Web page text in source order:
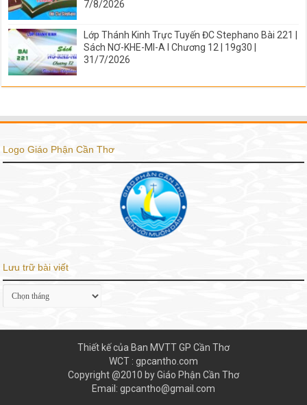
7/8/2026
Lớp Thánh Kinh Trực Tuyến ĐC Stephano Bài 221 |
Sách NƠ-KHE-MI-A I Chương 12 | 19g30 |
31/7/2026
Logo Giáo Phận Cần Thơ
Lưu trữ bài viết
Lưu
trữ
Thiết kế của Ban MVTT GP Cần Thơ
WCT : gpcantho.com
Copyright @2010 by Giáo Phận Cần Thơ
Email: gpcantho@gmail.com